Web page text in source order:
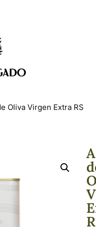
Oliva Virgen Extra RS